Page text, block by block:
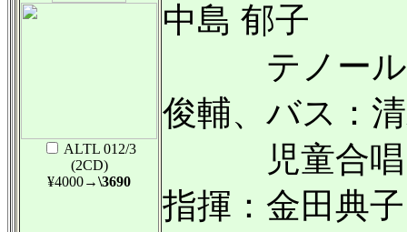
ALTL 012/3
(2CD)
¥4000→\3690
中島 郁子
テノール：
俊輔、バス：
児童合唱：
指揮：金田典